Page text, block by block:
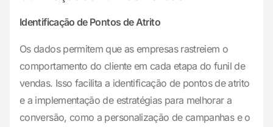
Identificação de Pontos de Atrito
Os dados permitem que as empresas rastreiem o
comportamento do cliente em cada etapa do funil de
vendas. Isso facilita a identificação de pontos de atrito
e a implementação de estratégias para melhorar a
conversão, como a personalização de campanhas e o